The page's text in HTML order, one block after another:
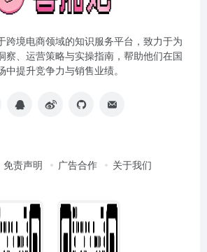
跨境电商领域的知识服务平台，致力于为
察、运营策略与实操指南，帮助他们在国
中提升竞争力与销售业绩。
免责声明 广告合作 关于我们